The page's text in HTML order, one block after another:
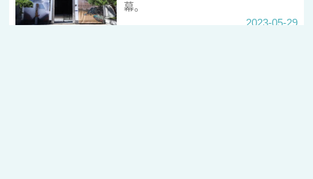
幕。
2023-05-29